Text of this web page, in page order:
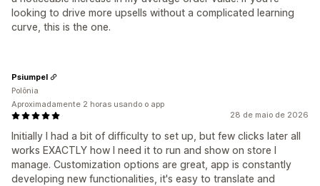
looking to drive more upsells without a complicated learning
curve, this is the one.
28 de maio de 2026
Initially I had a bit of difficulty to set up, but few clicks later all
works EXACTLY how I need it to run and show on store I
manage. Customization options are great, app is constantly
developing new functionalities, it's easy to translate and
Psiumpel
Polônia
Aproximadamente 2 horas usando o app